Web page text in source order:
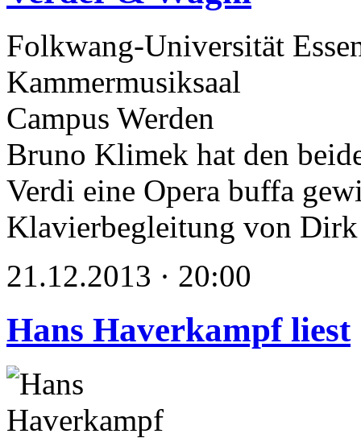
Folkwang-Universität
Kammermusiksaal
Campus Werden
Bruno Klimek hat den
Verdi eine Opera buffa
Klavierbegleitung von Dirk
21.12.2013 · 20:00
Hans Haverkampf liest